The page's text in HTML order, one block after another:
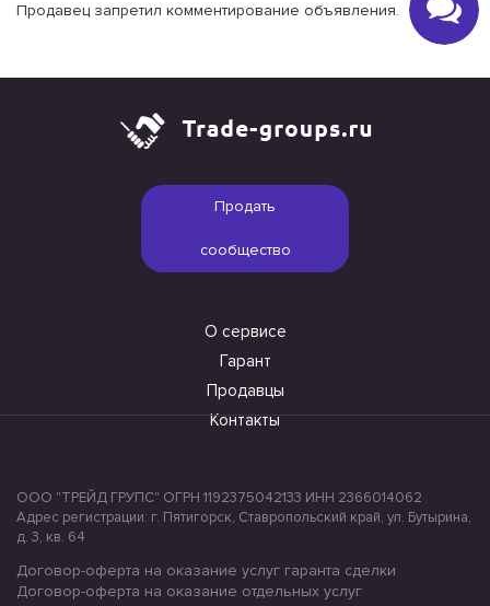
Продавец запретил комментирование объявления.
Продать
сообщество
О сервисе
Гарант
Продавцы
Контакты
ООО "ТРЕЙД ГРУПС" ОГРН 1192375042133 ИНН 2366014062
Адрес регистрации: г. Пятигорск, Ставропольский край, ул. Бутырина,
д. 3, кв. 64
Договор-оферта на оказание услуг гаранта сделки
Договор-оферта на оказание отдельных услуг